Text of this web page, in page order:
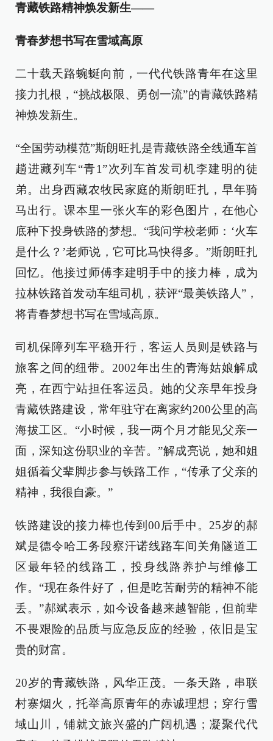
青藏铁路精神焕发新生——
青春梦想书写在雪域高原
二十载天路蜿蜒向前，一代代铁路青年在这里
接力扎根，“挑战极限、勇创一流”的青藏铁路精
神焕发新生。
“全国劳动模范”斯朗旺扎是青藏铁路全线通车首
趟进藏列车“青1”次列车首发司机李建明的徒
弟。出身西藏农牧民家庭的斯朗旺扎，早年骑
马出行。课本里一张火车的彩色图片，在他心
底种下投身铁路的梦想。“我问学校老师：‘火车
是什么？’老师说，它可比马快得多。”斯朗旺扎
回忆。他接过师傅李建明手中的接力棒，成为
拉林铁路首发动车组司机，获评“最美铁路人”，
将青春梦想书写在雪域高原。
司机保障列车平稳开行，客运人员则是铁路与
旅客之间的纽带。2002年出生的青海姑娘解成
亮，在西宁站担任客运员。她的父亲早年投身
青藏铁路建设，常年驻守在离家约200公里的高
海拔工区。“小时候，我一两个月才能见父亲一
面，深知这份职业的辛苦。”解成亮说，她和姐
姐循着父辈脚步参与铁路工作，“传承了父亲的
精神，我很自豪。”
铁路建设的接力棒也传到00后手中。25岁的郝
斌是德令哈工务段察汗诺线路车间关角隧道工
区最年轻的线路工，投身线路养护与维修工
作。“现在条件好了，但是吃苦耐劳的精神不能
丢。”郝斌表示，如今设备越来越智能，但前辈
不畏艰险的品质与应急反应的经验，依旧是宝
贵的财富。
20岁的青藏铁路，风华正茂。一条天路，串联
村寨烟火，托举高原青年的赤诚理想；穿行雪
域山川，铺就文旅兴盛的广阔机遇；凝聚代代